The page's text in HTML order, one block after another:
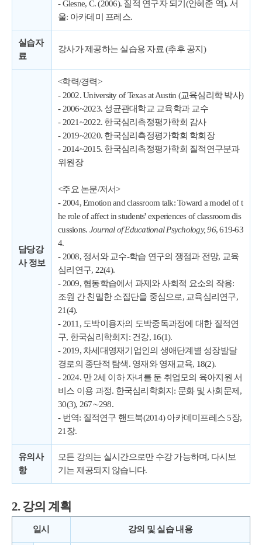
- Glesne, C. (2006). 질적 연구자 되기(안혜준 역). 서
울: 아카데미 프레스.
실습자
료
강사가 제공하는 실습용 자료 (추후 공지)
담당강
사 정보
<학력/경력>
- 2002. University of Texas at Austin (교육심리학 박사)
- 2006~2023. 성균관대학교 교육학과 교수
- 2021~2022. 한국심리측정평가학회 감사
- 2019~2020. 한국심리측정평가학회 학회장
- 2014~2015. 한국심리측정평가학회 질적연구분과
위원장
<주요 논문/저서>
- 2004, Emotion and classroom talk: Toward a model of t
he role of affect in students' experiences of classroom dis
cussions. Journal of Educational Psychology, 96, 619-63
4.
- 2008, 정서와 교수-학습 연구의 쟁점과 전망, 교육
심리연구, 22(4).
- 2009, 협동학습에서 과제와 사회적 요소의 작용:
조원 간 친밀한 소집단을 중심으로, 교육심리연구,
21(4).
- 2011, 도박이용자의 도박중독과정에 대한 질적연
구, 한국심리학회지: 건강, 16(1).
- 2019, 차세대영재기업인의 생애단계별 성장발달
경로의 종단적 탐색. 영재와영재교육, 18(2).
- 2024. 만 2세 이하 자녀를 둔 취업모의 육아지원 서
비스 이용 과정. 한국심리학회지: 문화 및 사회문제,
30(3), 267∼298.
- 번역: 질적연구 핸드북(2014) 아카데미프레스 5장,
21장.
유의사
항
모든 강의는 실시간으로만 수강 가능하며, 다시보
기는 제공되지 않습니다.
2. 강의 계획
일시 강의 및 실습 내용